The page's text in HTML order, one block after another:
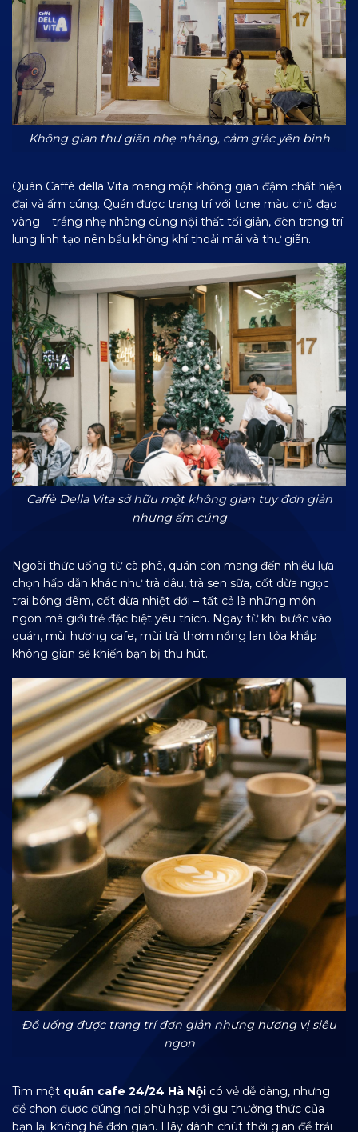
Không gian thư giãn nhẹ nhàng, cảm giác yên bình
Quán Caffè della Vita mang một không gian đậm chất hiện
đại và ấm cúng. Quán được trang trí với tone màu chủ đạo
vàng – trắng nhẹ nhàng cùng nội thất tối giản, đèn trang trí
lung linh tạo nên bầu không khí thoải mái và thư giãn.
Caffè Della Vita sở hữu một không gian tuy đơn giản
nhưng ấm cúng
Ngoài thức uống từ cà phê, quán còn mang đến nhiều lựa
chọn hấp dẫn khác như trà dâu, trà sen sữa, cốt dừa ngọc
trai bóng đêm, cốt dừa nhiệt đới – tất cả là những món
ngon mà giới trẻ đặc biệt yêu thích. Ngay từ khi bước vào
quán, mùi hương cafe, mùi trà thơm nồng lan tỏa khắp
không gian sẽ khiến bạn bị thu hút.
Đồ uống được trang trí đơn giản nhưng hương vị siêu
ngon
Tìm một quán cafe 24/24 Hà Nội có vẻ dễ dàng, nhưng
để chọn được đúng nơi phù hợp với gu thưởng thức của
bạn lại không hề đơn giản. Hãy dành chút thời gian để trải